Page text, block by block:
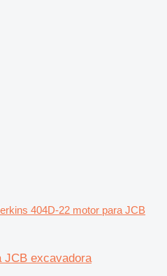
404D-22 motor para JCB
JCB excavadora